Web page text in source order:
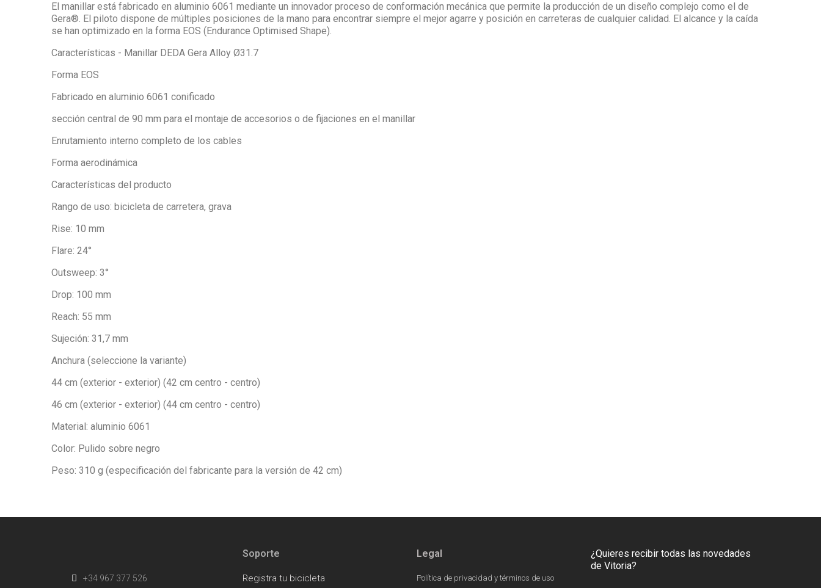
El manillar está fabricado en aluminio 6061 mediante un innovador proceso de conformación mecánica que permite la producción de un diseño complejo como el de
Gera®. El piloto dispone de múltiples posiciones de la mano para encontrar siempre el mejor agarre y posición en carreteras de cualquier calidad. El alcance y la caída
se han optimizado en la forma EOS (Endurance Optimised Shape).
Características - Manillar DEDA Gera Alloy Ø31.7
Forma EOS
Fabricado en aluminio 6061 conificado
sección central de 90 mm para el montaje de accesorios o de fijaciones en el manillar
Enrutamiento interno completo de los cables
Forma aerodinámica
Características del producto
Rango de uso: bicicleta de carretera, grava
Rise: 10 mm
Flare: 24°
Outsweep: 3°
Drop: 100 mm
Reach: 55 mm
Sujeción: 31,7 mm
Anchura (seleccione la variante)
44 cm (exterior - exterior) (42 cm centro - centro)
46 cm (exterior - exterior) (44 cm centro - centro)
Material: aluminio 6061
Color: Pulido sobre negro
Peso: 310 g (especificación del fabricante para la versión de 42 cm)
+34 967 377 526
Soporte
Registra tu bicicleta
Legal
Política de privacidad y términos de uso
¿Quieres recibir todas las novedades
de Vitoria?